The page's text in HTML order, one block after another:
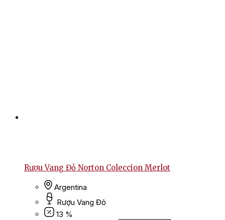
Rượu Vang Đỏ Norton Coleccion Merlot
Argentina
Rượu Vang Đỏ
13 %